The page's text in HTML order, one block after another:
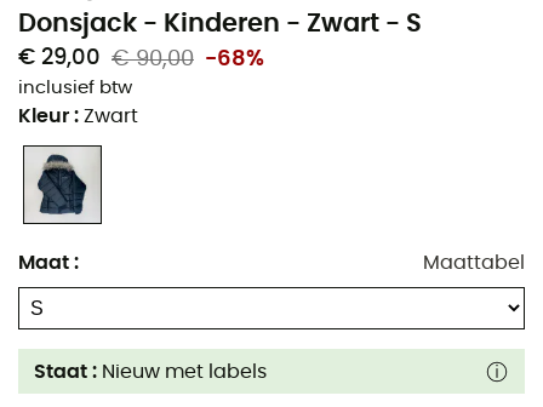
Donsjack - Kinderen - Zwart - S
€ 29,00 € 90,00 -68%
inclusief btw
Kleur : Zwart
Maat : Maattabel
Staat : Nieuw met labels